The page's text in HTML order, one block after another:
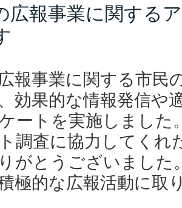
広報事業に関する
報事業に関する市民
効果的な情報発信や
ートを実施しました
調査に協力してくれ
がとうございました
極的な広報活動に取